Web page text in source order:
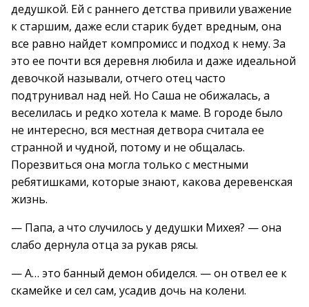
дедушкой. Ей с раннего детства привили уважение
к старшим, даже если старик будет вредным, она
все равно найдет компромисс и подход к нему. За
это ее почти вся деревня любила и даже идеальной
девочкой называли, отчего отец часто
подтрунивал над ней. Но Саша не обижалась, а
веселилась и редко хотела к маме. В городе было
не интересно, вся местная детвора считала ее
странной и чудной, потому и не общалась.
Порезвиться она могла только с местными
ребятишками, которые знают, какова деревенская
жизнь.
— Папа, а что случилось у дедушки Михея? — она
слабо дернула отца за рукав рясы.
— А… это банный демон обиделся. — он отвел ее к
скамейке и сел сам, усадив дочь на колени.